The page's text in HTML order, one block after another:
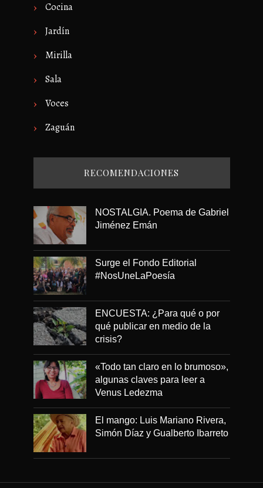
Cocina
Jardín
Mirilla
Sala
Voces
Zaguán
RECOMENDACIONES
NOSTALGIA. Poema de Gabriel
Jiménez Emán
Surge el Fondo Editorial
#NosUneLaPoesía
ENCUESTA: ¿Para qué o por
qué publicar en medio de la
crisis?
«Todo tan claro en lo brumoso»,
algunas claves para leer a
Venus Ledezma
El mango: Luis Mariano Rivera,
Simón Díaz y Gualberto Ibarreto